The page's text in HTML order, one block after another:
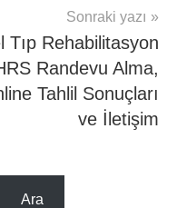
Sonraki yazı
Tıp Rehabilitasyon
Randevu Alma,
Tahlil Sonuçları
ve İletişim
Ara